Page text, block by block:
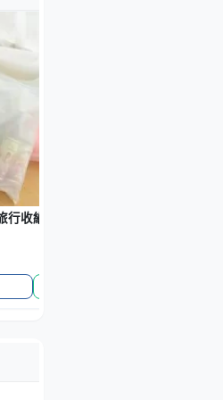
收納袋 - PVC透明衣物行李分類整理袋